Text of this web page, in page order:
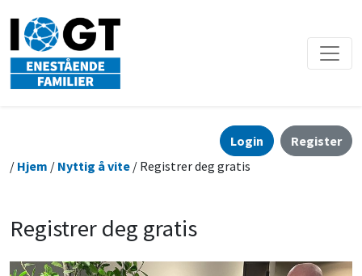
Login
Register
/ Hjem / Nyttig å vite / Registrer deg gratis
Registrer deg gratis